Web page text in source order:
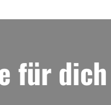
für dich